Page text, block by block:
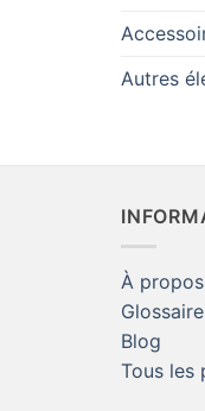
Autres
À
Glossaire
Blog
Tous les